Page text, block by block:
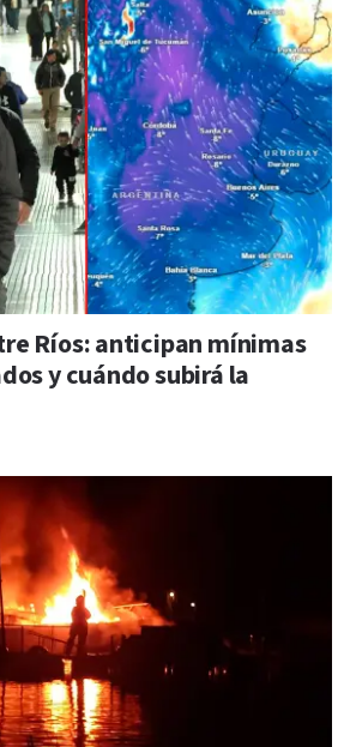
Ríos: anticipan mínimas
y cuándo subirá la